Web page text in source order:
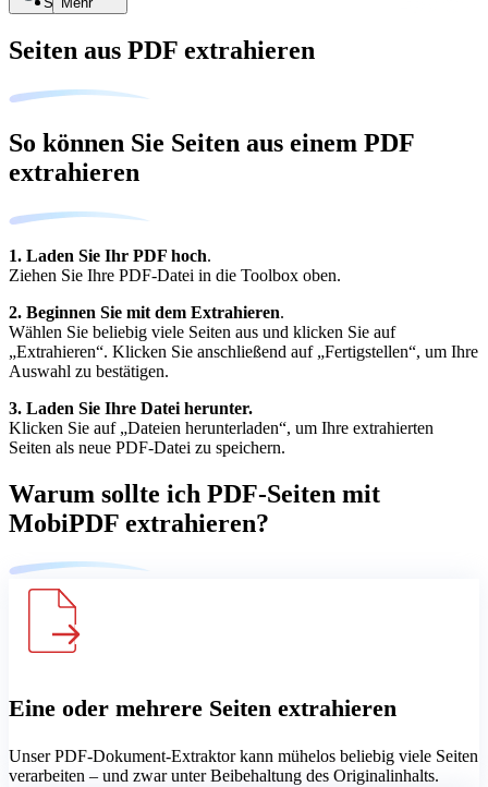
Seiten aus PDF extrahieren
So können Sie Seiten aus einem PDF
extrahieren
1. Laden Sie Ihr PDF hoch.
Ziehen Sie Ihre PDF-Datei in die Toolbox oben.
2. Beginnen Sie mit dem Extrahieren.
Wählen Sie beliebig viele Seiten aus und klicken Sie auf
„Extrahieren“. Klicken Sie anschließend auf „Fertigstellen“, um Ihre
Auswahl zu bestätigen.
3. Laden Sie Ihre Datei herunter.
Klicken Sie auf „Dateien herunterladen“, um Ihre extrahierten
Seiten als neue PDF-Datei zu speichern.
Warum sollte ich PDF-Seiten mit
MobiPDF extrahieren?
Eine oder mehrere Seiten extrahieren
Unser PDF-Dokument-Extraktor kann mühelos beliebig viele Seiten
verarbeiten – und zwar unter Beibehaltung des Originalinhalts.